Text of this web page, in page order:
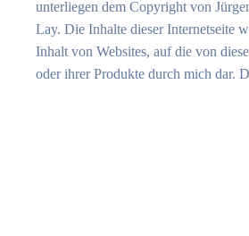
unterliegen dem Copyright von
Lay. Die Inhalte dieser Internetseite
Inhalt von Websites, auf die von
oder ihrer Produkte durch mich dar.